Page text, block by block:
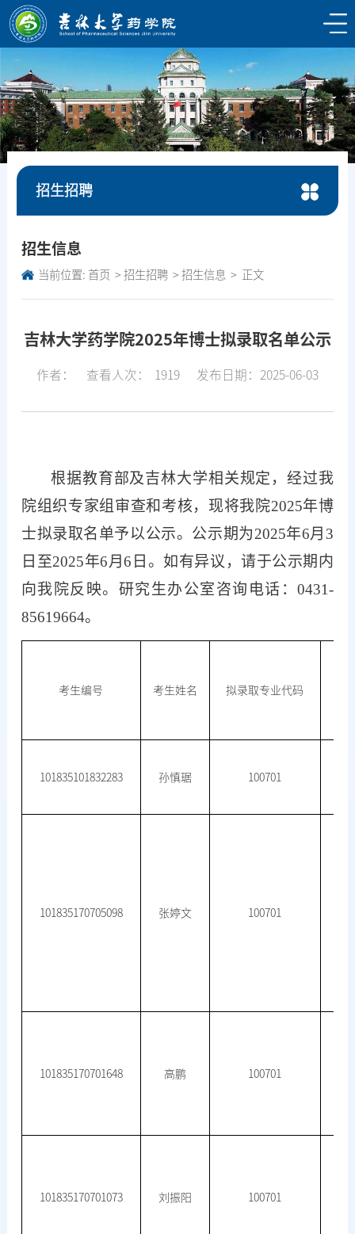
招生招聘
招生信息
当前位置: 首页 招生招聘 招生信息 正文
吉林大学药学院2025年博士拟录取名单公示
作者： 查看人次： 1919 发布日期：2025-06-03
根据教育部及吉林大学相关规定，经过我
院组织专家组审查和考核，现将我院2025年博
士拟录取名单予以公示。 公示期为2025年6月 3
日至2025年6月6 日。如有异议，请于公示期内
向我院反映。研究生办公室咨询电话：0431-
85619664。
考生编号 考生姓名 拟录取专业代码
101835101832283 孙慎琚 100701
101835170705098 张婷文 100701
101835170701648 高鹏 100701
101835170701073 刘振阳 100701